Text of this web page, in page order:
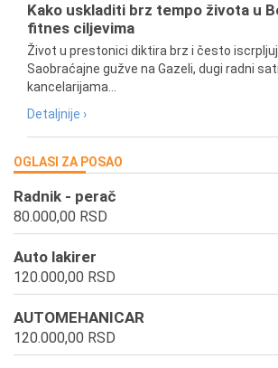
Kako uskladiti brz tempo života u
fitnes ciljevima
Život u prestonici diktira brz i često
Saobraćajne gužve na Gazeli, dugi radni
kancelarijama...
Detaljnije ›
OGLASI ZA POSAO
Radnik - perač
80.000,00 RSD
Auto lakirer
120.000,00 RSD
AUTOMEHANICAR
120.000,00 RSD